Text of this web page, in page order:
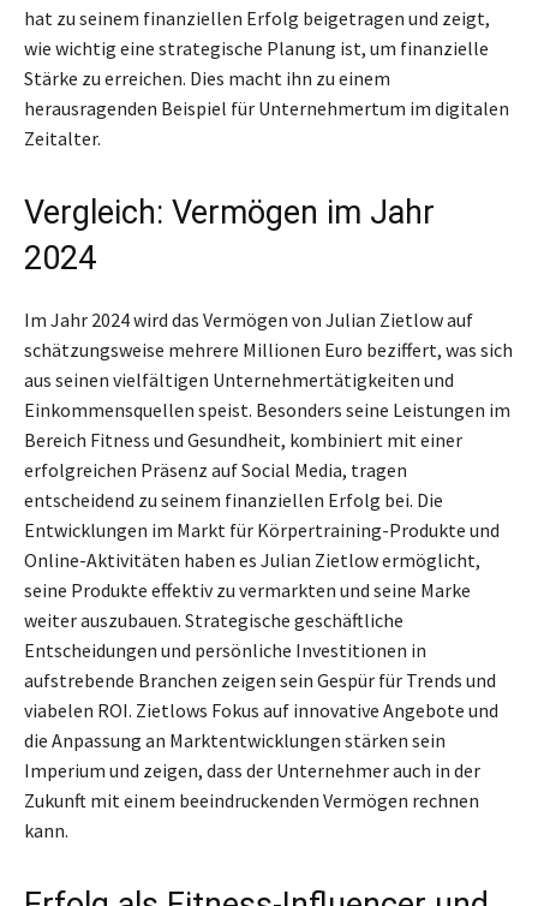
hat zu seinem finanziellen Erfolg beigetragen und zeigt,
wie wichtig eine strategische Planung ist, um finanzielle
Stärke zu erreichen. Dies macht ihn zu einem
herausragenden Beispiel für Unternehmertum im digitalen
Zeitalter.
Vergleich: Vermögen im Jahr
2024
Im Jahr 2024 wird das Vermögen von Julian Zietlow auf
schätzungsweise mehrere Millionen Euro beziffert, was sich
aus seinen vielfältigen Unternehmertätigkeiten und
Einkommensquellen speist. Besonders seine Leistungen im
Bereich Fitness und Gesundheit, kombiniert mit einer
erfolgreichen Präsenz auf Social Media, tragen
entscheidend zu seinem finanziellen Erfolg bei. Die
Entwicklungen im Markt für Körpertraining-Produkte und
Online-Aktivitäten haben es Julian Zietlow ermöglicht,
seine Produkte effektiv zu vermarkten und seine Marke
weiter auszubauen. Strategische geschäftliche
Entscheidungen und persönliche Investitionen in
aufstrebende Branchen zeigen sein Gespür für Trends und
viabelen ROI. Zietlows Fokus auf innovative Angebote und
die Anpassung an Marktentwicklungen stärken sein
Imperium und zeigen, dass der Unternehmer auch in der
Zukunft mit einem beeindruckenden Vermögen rechnen
kann.